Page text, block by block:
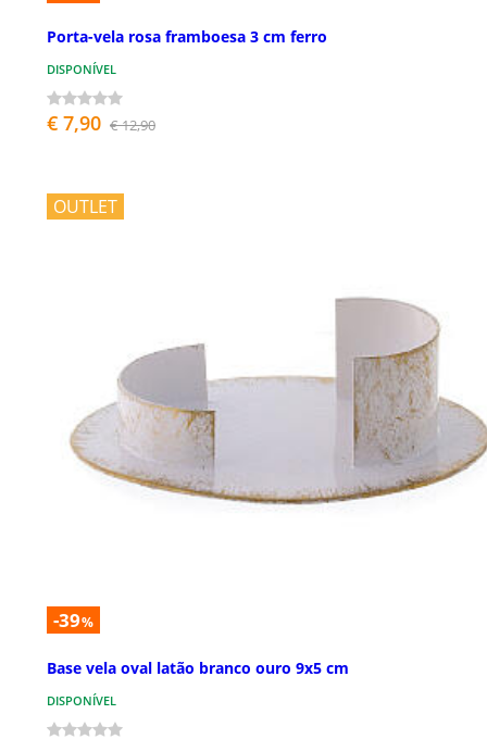
Porta-vela rosa framboesa 3 cm ferro
DISPONÍVEL
€ 7,90 € 12,90
OUTLET
-39%
Base vela oval latão branco ouro 9x5 cm
DISPONÍVEL